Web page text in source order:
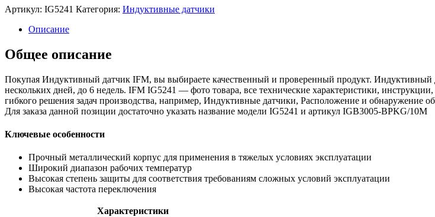
Артикул: IG5241 Категория: Индуктивные датчики
Описание
Общее описание
Покупая Индуктивный датчик IFM, вы выбираете качественный и проверенный продукт.
нескольких дней, до 6 недель. IFM IG5241 — фото товара, все технические характеристики,
гибкого решения задач производства, например, Индуктивные датчики, Расположение и обнаружение
Для заказа данной позиции достаточно указать название модели IG5241 и артикул IGB3005-BPKG/10M
Ключевые особенности
Прочный металлический корпус для применения в тяжелых условиях эксплуатации
Широкий диапазон рабочих температур
Высокая степень защиты для соответствия требованиям сложных условий эксплуатации
Высокая частота переключения
Характеристики